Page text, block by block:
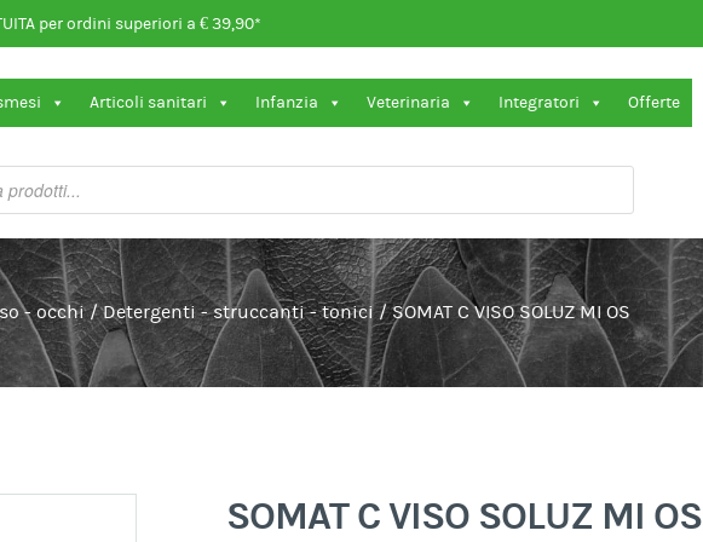
per ordini superiori a € 39,90*
Articoli sanitari Infanzia Veterinaria Integratori Offerte
- occhi /Detergenti - struccanti - tonici /SOMAT C VISO SOLUZ MI OS
SOMAT C VISO SOLUZ MI OS